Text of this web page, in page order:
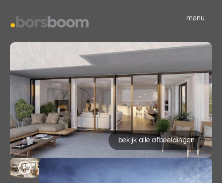
menu
bekijk alle afbeeldingen